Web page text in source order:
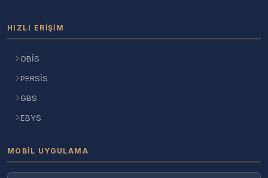
HIZLI ERIŞIM
OBİS
PERSİS
GBS
EBYS
MOBIL UYGULAMA